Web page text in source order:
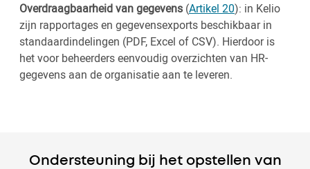
Overdraagbaarheid van gegevens (Artikel 20): in Kelio
zijn rapportages en gegevensexports beschikbaar in
standaardindelingen (PDF, Excel of CSV). Hierdoor is
het voor beheerders eenvoudig overzichten van HR-
gegevens aan de organisatie aan te leveren.
Ondersteuning bij het opstellen van